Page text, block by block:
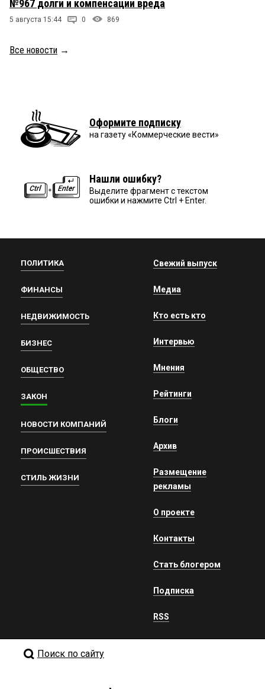
№967 долги и компенсации вреда
5 августа 15:44 0 869
Все новости →
Оформите подписку
на газету «Коммерческие вести»
Нашли ошибку?
Выделите фрагмент с текстом
ошибки и нажмите Ctrl + Enter.
ПОЛИТИКА
ФИНАНСЫ
НЕДВИЖИМОСТЬ
БИЗНЕС
ОБЩЕСТВО
ЗАКОН
НОВОСТИ КОМПАНИЙ
ПРОИСШЕСТВИЯ
СТИЛЬ ЖИЗНИ
Свежий выпуск
Медиа
Кто есть кто
Интервью
Мнения
Рейтинги
Блоги
Архив
Размещение
рекламы
О проекте
Контакты
Стать блогером
Подписка
RSS
Поиск по сайту